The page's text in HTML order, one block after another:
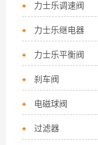
力士乐调速阀
力士乐继电器
力士乐平衡阀
刹车阀
电磁球阀
过滤器